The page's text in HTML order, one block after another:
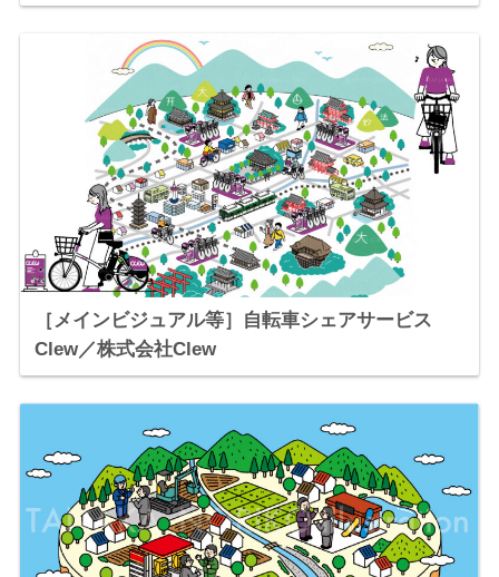
［メインビジュアル等］自転車シェアサービス
Clew／株式会社Clew